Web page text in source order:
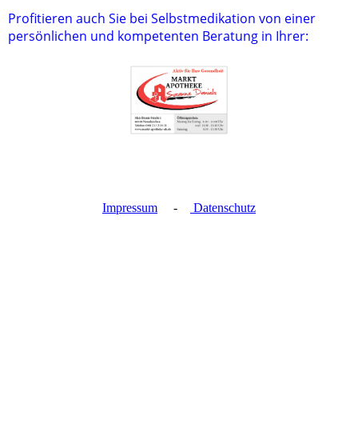
Profitieren auch Sie bei Selbstmedikation von einer
persönlichen und kompetenten Beratung in Ihrer:
Impressum - Datenschutz